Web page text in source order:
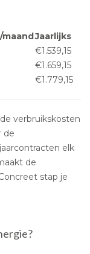
maandJaarlijks
€1.539,15
€1.659,15
€1.779,15
verbruikskosten
de
elk
de
stap je